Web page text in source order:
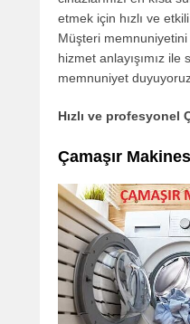
etmek için hızlı ve
Müşteri
hizmet anlayışımız
memnuniyet
Hızlı ve profesyonel
Çamaşır